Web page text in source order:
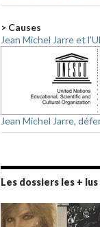
> Causes
Jean Michel Jarre et
Jean Michel Jarre,
Les dossiers les + lus